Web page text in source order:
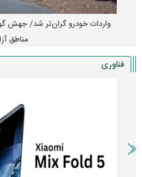
واردات خودرو گران‌تر شد/ جهش
مناطق
فناوری